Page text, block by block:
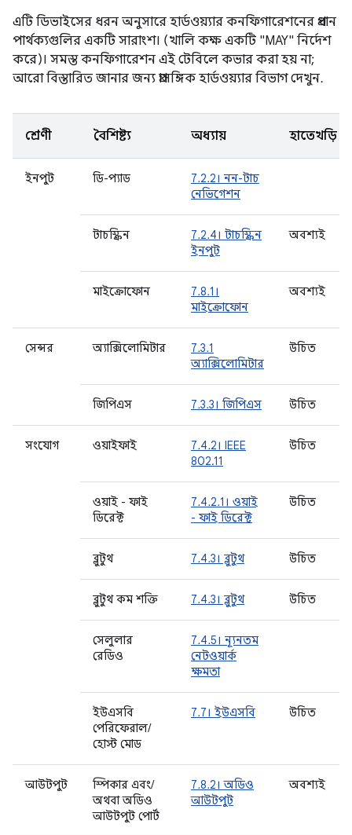
এটি ডিভাইসের ধরন অনুসারে হার্ডওয়্যার কনফিগারেশনের প্রধান
পার্থক্যগুলির একটি সারাংশ। (খালি কক্ষ একটি "MAY" নির্দেশ
করে)। সমস্ত কনফিগারেশন এই টেবিলে কভার করা হয় না;
আরো বিস্তারিত জানার জন্য প্রাসঙ্গিক হার্ডওয়্যার বিভাগ দেখুন.
শ্রেণী বৈশিষ্ট্য অধ্যায় হাতেখড়ি
ইনপুট ডি-প্যাড
7.2.2। নন-টাচ
নেভিগেশন
টাচস্ক্রিন
7.2.4। টাচস্ক্রিন
ইনপুট
অবশ্যই
মাইক্রোফোন
7.8.1।
মাইক্রোফোন
অবশ্যই
সেন্সর অ্যাক্সিলোমিটার
7.3.1
অ্যাক্সিলোমিটার
উচিত
জিপিএস 7.3.3। জিপিএস উচিত
সংযোগ ওয়াইফাই
7.4.2। IEEE
802.11
উচিত
ওয়াই - ফাই
ডিরেক্ট
7.4.2.1। ওয়াই
- ফাই ডিরেক্ট
উচিত
ব্লুটুথ 7.4.3। ব্লুটুথ উচিত
ব্লুটুথ কম শক্তি 7.4.3। ব্লুটুথ উচিত
সেলুলার
রেডিও
7.4.5। ন্যূনতম
নেটওয়ার্ক
ক্ষমতা
ইউএসবি
পেরিফেরাল/
হোস্ট মোড
7.7। ইউএসবি উচিত
আউটপুট
স্পিকার এবং/
অথবা অডিও
আউটপুট পোর্ট
7.8.2। অডিও
আউটপুট
অবশ্যই